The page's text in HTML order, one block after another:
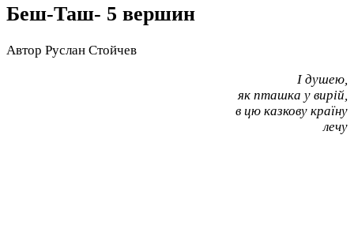
Беш-Таш- 5 вершин
Автор Руслан Стойчев
І душею,
як пташка у вирій,
в цю казкову країну
лечу